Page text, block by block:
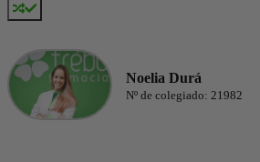
Noelia Durá
Nº de colegiado: 21982